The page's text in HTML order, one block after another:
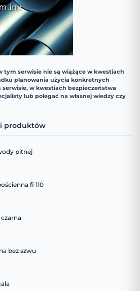
tym serwisie nie są wiążące w kwestiach
planowania użycia konkretnych
w kwestiach bezpieczeństwa
lub polegać na własnej wiedzy czy
produktów
pitnej
fi 110
bez szwu